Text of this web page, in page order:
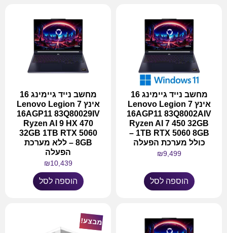
מחשב נייד גיימינג 16
אינץ Lenovo Legion 7
16AGP11 83Q8002AIV
Ryzen AI 7 450 32GB
1TB RTX 5060 8GB –
כולל מערכת הפעלה
₪9,499
הוספה לסל
מחשב נייד גיימינג 16
אינץ Lenovo Legion 7
16AGP11 83Q80029IV
Ryzen AI 9 HX 470
32GB 1TB RTX 5060
8GB – ללא מערכת
הפעלה
₪10,439
הוספה לסל
מבצע!